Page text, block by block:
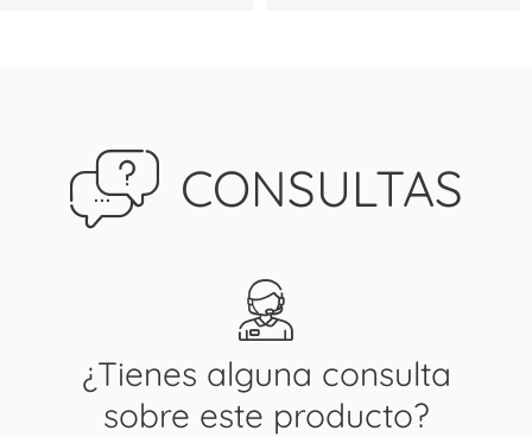
CONSULTAS
¿Tienes alguna consulta
sobre este producto?